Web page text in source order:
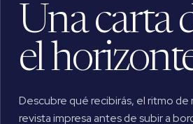
Una carta
el
Descubre qué recibirás, el ritmo de
revista impresa antes de subir a